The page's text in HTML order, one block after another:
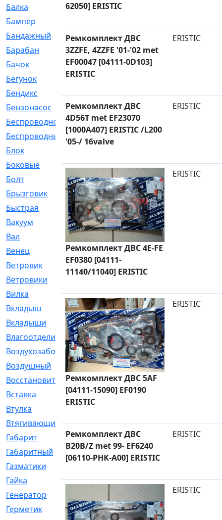
Балка
[58]
Бампер
Бандажный
[6]
Барабан
[5]
Бачок
[40]
Бегунок
[21]
Бендикс
[26]
Бензонасос
[17]
Беспроводное
[2]
Беспроводные
[1]
Блок
Боковые
[4]
Болт
[247]
Брызговик
[77]
Быстрая
[2]
Вакуум
[23]
Вал
Венец
[16]
Ветровик
[132]
Ветровики
Вилка
[15]
Вкладыш
[41]
Вкладыши
[1131]
Влагоотделитель
[2]
Воздухозаборник
[2]
Воздушный
[1]
Восстановительный
[1]
Вставка
[168]
Втулка
Втягивающий
[22]
Габарит
[286]
Габаритный
[6]
Газматики
Гайка
[104]
Генератор
[148]
Герметик
[15]
62050] ERISTIC
Ремкомплект ДВС
3ZZFE, 4ZZFE '01-'02 met
EF00047 [04111-0D103]
ERISTIC
ERISTIC
Ремкомплект ДВС
4D56T met EF23070
[1000A407] ERISTIC /L200
'05-/ 16valve
ERISTIC
Ремкомплект ДВС 4E-FE
EF0380 [04111-
11140/11040] ERISTIC
ERISTIC
Ремкомплект ДВС 5AF
[04111-15090] EF0190
ERISTIC
ERISTIC
Ремкомплект ДВС
B20B/Z met 99- EF6240
[06110-PHK-A00] ERISTIC
ERISTIC
ERISTIC